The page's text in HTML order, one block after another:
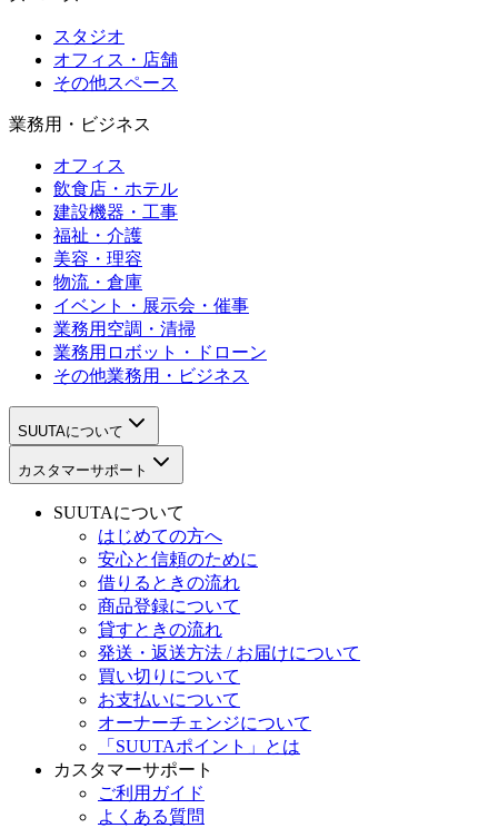
スタジオ
オフィス・店舗
その他スペース
業務用・ビジネス
オフィス
飲食店・ホテル
建設機器・工事
福祉・介護
美容・理容
物流・倉庫
イベント・展示会・催事
業務用空調・清掃
業務用ロボット・ドローン
その他業務用・ビジネス
SUUTAについて
カスタマーサポート
SUUTAについて
はじめての方へ
安心と信頼のために
借りるときの流れ
商品登録について
貸すときの流れ
発送・返送方法 / お届けについて
買い切りについて
お支払いについて
オーナーチェンジについて
「SUUTAポイント」とは
カスタマーサポート
ご利用ガイド
よくある質問